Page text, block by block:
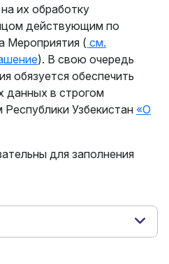
их обработку
действующим по
Мероприятия ( см.
). В свою очередь
обязуется обеспечить
данных в строгом
Узбекистан «О
для заполнения